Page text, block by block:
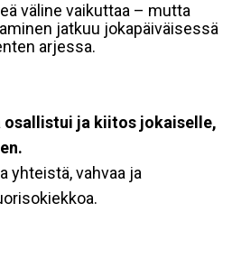
väline vaikuttaa – mutta
jatkuu jokapäiväisessä
arjessa.
ja kiitos jokaiselle,
yhteistä, vahvaa ja